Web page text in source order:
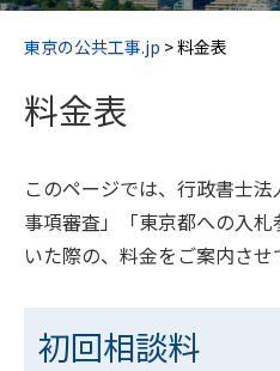
東京の公共工事.jp >料金表
料金表
このページでは、行政書士
事項審査」「東京都への入
いた際の、料金をご案内させ
初回相談料